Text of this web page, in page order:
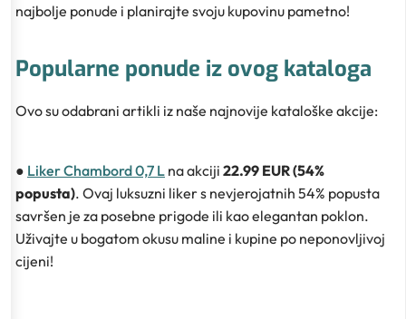
najbolje ponude i planirajte svoju kupovinu pametno!
Popularne ponude iz ovog kataloga
Ovo su odabrani artikli iz naše najnovije kataloške akcije:
● Liker Chambord 0,7 L na akciji 22.99 EUR (54%
popusta). Ovaj luksuzni liker s nevjerojatnih 54% popusta
savršen je za posebne prigode ili kao elegantan poklon.
Uživajte u bogatom okusu maline i kupine po neponovljivoj
cijeni!